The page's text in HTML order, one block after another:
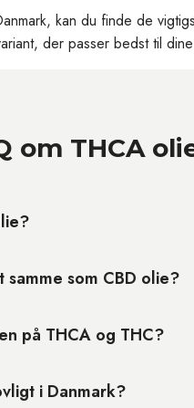
kan du finde de
der passer bedst til
om THCA
samme som CBD olie?
på THCA og THC?
i Danmark?